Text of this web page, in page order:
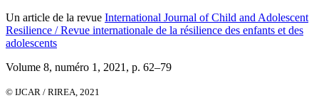
Un article de la revue International Journal of Child and Adolescent
Resilience / Revue internationale de la résilience des enfants et des
adolescents
Volume 8, numéro 1, 2021 , p. 62–79
© IJCAR / RIREA, 2021